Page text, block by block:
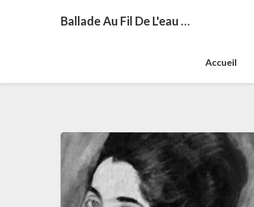
Ballade Au Fil De L'eau …
Accueil